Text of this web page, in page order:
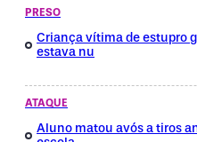
PRESO
Criança vítima de estupro
estava nu
ATAQUE
Aluno matou avós a tiros